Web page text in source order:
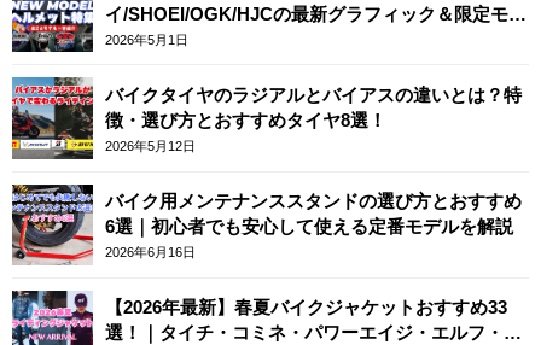
イ/SHOEI/OGK/HJCの最新グラフィック＆限定モデ
ルまとめ
2026年5月1日
バイクタイヤのラジアルとバイアスの違いとは？特
徴・選び方とおすすめタイヤ8選！
2026年5月12日
バイク用メンテナンススタンドの選び方とおすすめ
6選｜初心者でも安心して使える定番モデルを解説
2026年6月16日
【2026年最新】春夏バイクジャケットおすすめ33
選！｜タイチ・コミネ・パワーエイジ・エルフ・エ